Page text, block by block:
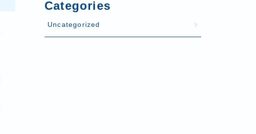
Categories
Uncategorized